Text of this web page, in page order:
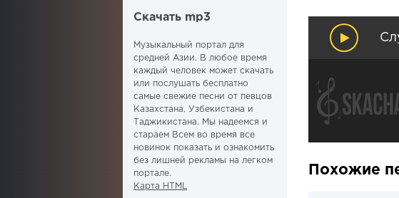
Похожие
Скачать mp3
Музыкальный портал для
средней Азии. В любое время
каждый человек может скачать
или послушать бесплатно
самые свежие песни от певцов
Казахстана, Узбекистана и
Таджикистана. Мы надеемся и
стараем Всем во время все
новинок показать и ознакомить
без лишней рекламы на легком
портале.
Карта HTML